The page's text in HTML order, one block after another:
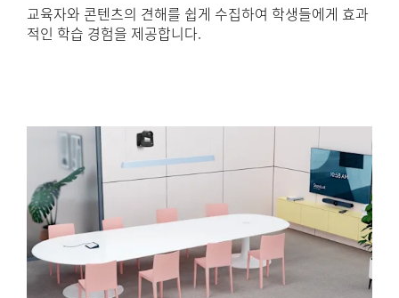
교육자와 콘텐츠의 견해를 쉽게 수집하여 학생들에게 효과
적인 학습 경험을 제공합니다.